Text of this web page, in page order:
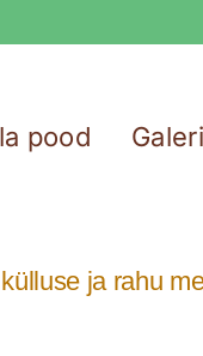
pood
ja rahu